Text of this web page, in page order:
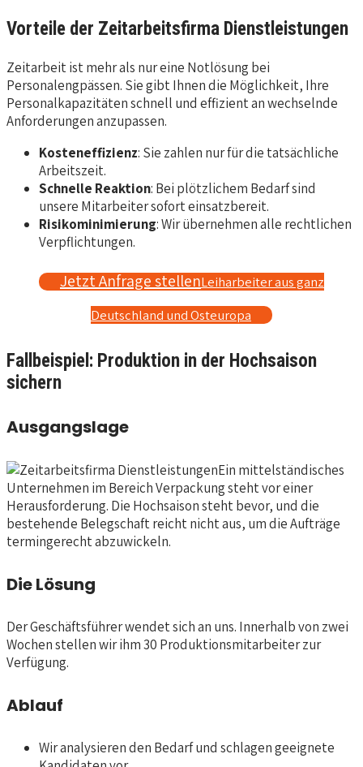
Vorteile der Zeitarbeitsfirma Dienstleistungen
Zeitarbeit ist mehr als nur eine Notlösung bei
Personalengpässen. Sie gibt Ihnen die Möglichkeit, Ihre
Personalkapazitäten schnell und effizient an wechselnde
Anforderungen anzupassen.
Kosteneffizienz: Sie zahlen nur für die tatsächliche
Arbeitszeit.
Schnelle Reaktion: Bei plötzlichem Bedarf sind
unsere Mitarbeiter sofort einsatzbereit.
Risikominimierung: Wir übernehmen alle rechtlichen
Verpflichtungen.
Jetzt Anfrage stellenLeiharbeiter aus ganz
Deutschland und Osteuropa
Fallbeispiel: Produktion in der Hochsaison
sichern
Ausgangslage
Ein mittelständisches
Unternehmen im Bereich Verpackung steht vor einer
Herausforderung. Die Hochsaison steht bevor, und die
bestehende Belegschaft reicht nicht aus, um die Aufträge
termingerecht abzuwickeln.
Die Lösung
Der Geschäftsführer wendet sich an uns. Innerhalb von zwei
Wochen stellen wir ihm 30 Produktionsmitarbeiter zur
Verfügung.
Ablauf
Wir analysieren den Bedarf und schlagen geeignete